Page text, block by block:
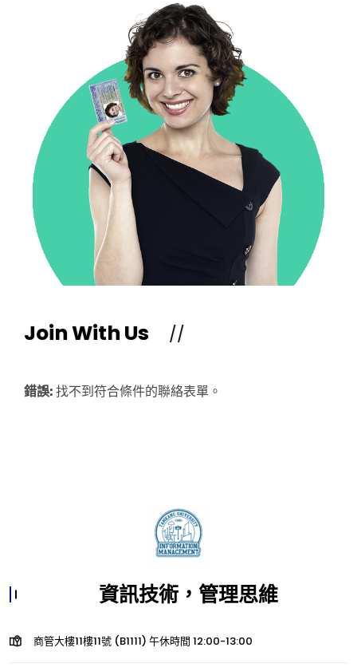
Join With Us
錯誤: 找不到符合條件的聯絡表單。
資訊技術，管理思維
商管大樓11樓11號 (B1111) 午休時間 12:00-13:00